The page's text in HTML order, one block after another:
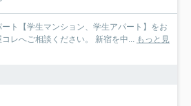
ト【学生マンション、学生アパート】をお
レへご相談ください。 新宿を中... もっと見